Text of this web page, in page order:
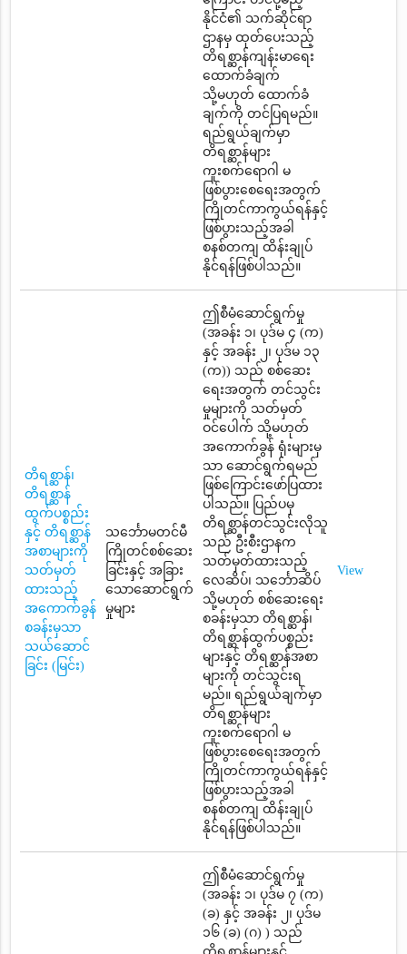
နိုင်ငံ၏ သက်ဆိုင်ရာ
ဌာနမှ ထုတ်ပေးသည့်
တိရစ္ဆာန်ကျန်းမာရေး
ထောက်ခံချက်
သို့မဟုတ် ထောက်ခံ
ချက်ကို တင်ပြရမည်။
ရည်ရွယ်ချက်မှာ
တိရစ္ဆာန်များ
ကူးစက်ရောဂါ မ
ဖြစ်ပွားစေရေးအတွက်
ကြိုတင်ကာကွယ်ရန်နှင့်
ဖြစ်ပွားသည့်အခါ
စနစ်တကျ ထိန်းချုပ်
နိုင်ရန်ဖြစ်ပါသည်။
တိရစ္ဆာန်၊
တိရစ္ဆာန်
ထွက်ပစ္စည်း
နှင့် တိရစ္ဆာန်
အစာများကို
သတ်မှတ်
ထားသည့်
အကောက်ခွန်
စခန်းမှသာ
သယ်ဆောင်
ခြင်း (မြင်း)
သင်္ဘောမတင်မီ
ကြိုတင်စစ်ဆေး
ခြင်းနှင့် အခြား
သောဆောင်ရွက်
မှုများ
ဤစီမံဆောင်ရွက်မှု
(အခန်း ၁၊ ပုဒ်မ ၄ (က)
နှင့် အခန်း ၂၊ ပုဒ်မ ၁၃
(က)) သည် စစ်ဆေး
ရေးအတွက် တင်သွင်း
မှုများကို သတ်မှတ်
ဝင်ပေါက် သို့မဟုတ်
အကောက်ခွန် ရုံးများမှ
သာ ဆောင်ရွက်ရမည်
ဖြစ်ကြောင်းဖော်ပြထား
ပါသည်။ ပြည်ပမှ
တိရစ္ဆာန်တင်သွင်းလိုသူ
သည် ဦးစီးဌာနက
သတ်မှတ်ထားသည့်
လေဆိပ်၊ သင်္ဘောဆိပ်
သို့မဟုတ် စစ်ဆေးရေး
စခန်းမှသာ တိရစ္ဆာန်၊
တိရစ္ဆာန်ထွက်ပစ္စည်း
များနှင့် တိရစ္ဆာန်အစာ
များကို တင်သွင်းရ
မည်။ ရည်ရွယ်ချက်မှာ
တိရစ္ဆာန်များ
ကူးစက်ရောဂါ မ
ဖြစ်ပွားစေရေးအတွက်
ကြိုတင်ကာကွယ်ရန်နှင့်
ဖြစ်ပွားသည့်အခါ
စနစ်တကျ ထိန်းချုပ်
နိုင်ရန်ဖြစ်ပါသည်။
View
ဤစီမံဆောင်ရွက်မှု
(အခန်း ၁၊ ပုဒ်မ ၇ (က)
(ခ) နှင့် အခန်း ၂၊ ပုဒ်မ
၁၆ (ခ) (ဂ) ) သည်